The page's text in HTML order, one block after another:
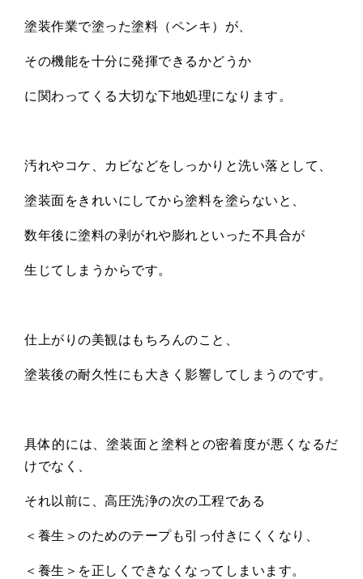
塗装作業で塗った塗料（ペンキ）が、
その機能を十分に発揮できるかどうか
に関わってくる大切な下地処理になります。
汚れやコケ、カビなどをしっかりと洗い落として、
塗装面をきれいにしてから塗料を塗らないと、
数年後に塗料の剥がれや膨れといった不具合が
生じてしまうからです。
仕上がりの美観はもちろんのこと、
塗装後の耐久性にも大きく影響してしまうのです。
具体的には、塗装面と塗料との密着度が悪くなるだ
けでなく、
それ以前に、高圧洗浄の次の工程である
＜養生＞のためのテープも引っ付きにくくなり、
＜養生＞を正しくできなくなってしまいます。